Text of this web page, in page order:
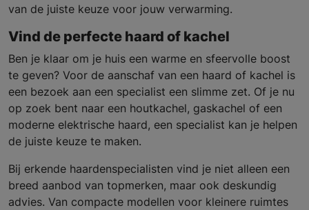
van de juiste keuze voor jouw verwarming.
Vind de perfecte haard of kachel
Ben je klaar om je huis een warme en sfeervolle boost
te geven? Voor de aanschaf van een haard of kachel is
een bezoek aan een specialist een slimme zet. Of je nu
op zoek bent naar een houtkachel, gaskachel of een
moderne elektrische haard, een specialist kan je helpen
de juiste keuze te maken.
Bij erkende haardenspecialisten vind je niet alleen een
breed aanbod van topmerken, maar ook deskundig
advies. Van compacte modellen voor kleinere ruimtes